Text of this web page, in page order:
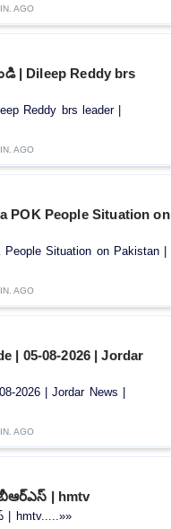
AGO
| Dileep Reddy brs
Reddy brs leader |
AGO
People Situation on
Situation on Pakistan |
AGO
| 05-08-2026 | Jordar
2026 | Jordar News |
AGO
| hmtv
hmtv.....»»